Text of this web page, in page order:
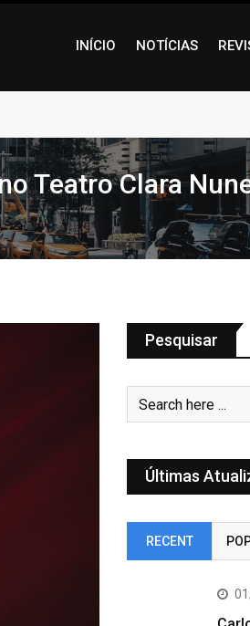
INÍCIO NOTÍCIAS
Teatro Clara
Pesquisar
Últimas
RECENT